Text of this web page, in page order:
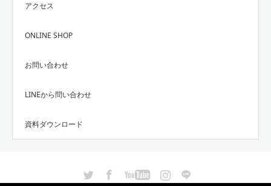
アクセス
ONLINE SHOP
お問い合わせ
LINEから問い合わせ
資料ダウンロード
YouTubeInstagram